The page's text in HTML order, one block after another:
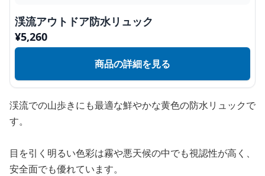
渓流アウトドア防水リュック
¥5,260
商品の詳細を見る
渓流での山歩きにも最適な鮮やかな黄色の防水リュックで
す。
目を引く明るい色彩は霧や悪天候の中でも視認性が高く、
安全面でも優れています。